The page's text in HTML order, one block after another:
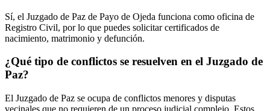
Sí, el Juzgado de Paz de Payo de Ojeda funciona como oficina de
Registro Civil, por lo que puedes solicitar certificados de
nacimiento, matrimonio y defunción.
¿Qué tipo de conflictos se resuelven en el Juzgado de
Paz?
El Juzgado de Paz se ocupa de conflictos menores y disputas